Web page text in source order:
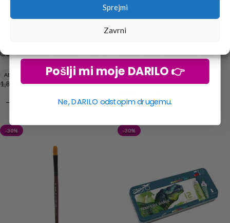
Sprejmi
Zavrni
Čopič ploščat ABC123 – št. 14
ABC-123
1,89 1,32€
DODAJ V KOŠARICO
Risalni blok Rucksack Only –
RUCKSACK ONLY
DODAJ V KOŠARICO
-30% -30%
Pošlji mi moje DARILO 👉
Ne, DARILO odstopim drugemu.